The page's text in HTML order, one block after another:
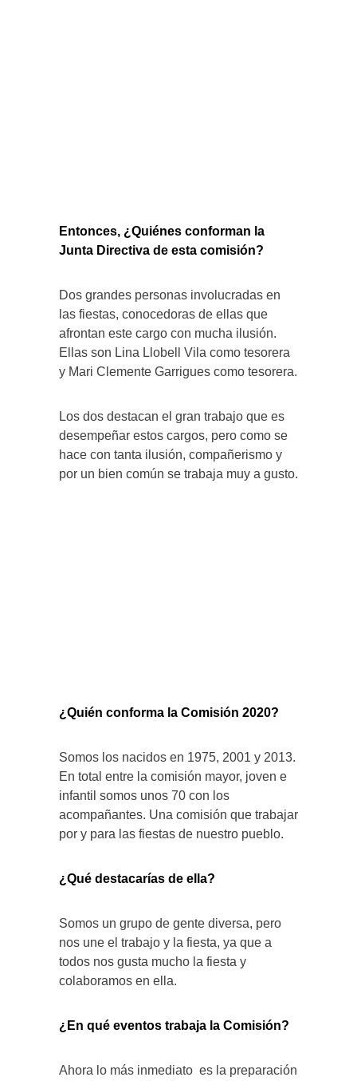
Entonces, ¿Quiénes conforman la
Junta Directiva de esta comisión?
Dos grandes personas involucradas en
las fiestas, conocedoras de ellas que
afrontan este cargo con mucha ilusión.
Ellas son Lina Llobell Vila como tesorera
y Mari Clemente Garrigues como tesorera.
Los dos destacan el gran trabajo que es
desempeñar estos cargos, pero como se
hace con tanta ilusión, compañerismo y
por un bien común se trabaja muy a gusto.
¿Quién conforma la Comisión 2020?
Somos los nacidos en 1975, 2001 y 2013.
En total entre la comisión mayor, joven e
infantil somos unos 70 con los
acompañantes. Una comisión que trabajar
por y para las fiestas de nuestro pueblo.
¿Qué destacarías de ella?
Somos un grupo de gente diversa, pero
nos une el trabajo y la fiesta, ya que a
todos nos gusta mucho la fiesta y
colaboramos en ella.
¿En qué eventos trabaja la Comisión?
Ahora lo más inmediato es la preparación